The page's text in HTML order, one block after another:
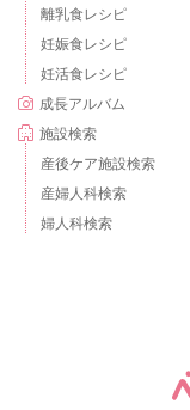
離乳食レシピ
妊娠食レシピ
妊活食レシピ
成長アルバム
施設検索
産後ケア施設検索
産婦人科検索
婦人科検索